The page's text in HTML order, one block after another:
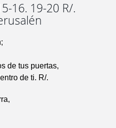
16. 19-20 R/.
de tus puertas,
de ti. R/.